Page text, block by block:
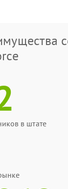
в штате